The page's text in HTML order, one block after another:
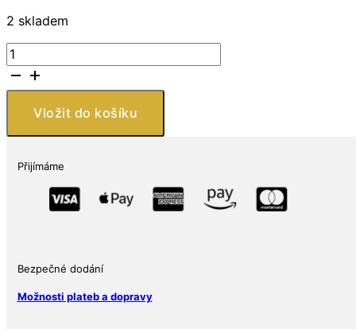
2 skladem
Stříbrná
mince
Válečný
lupič
oz
UHR
množství
Vložit do košíku
Přijímáme
Bezpečné dodání
Možnosti plateb a dopravy